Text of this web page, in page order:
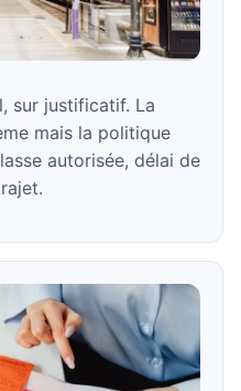
sur justificatif. La
mais la politique
autorisée, délai de